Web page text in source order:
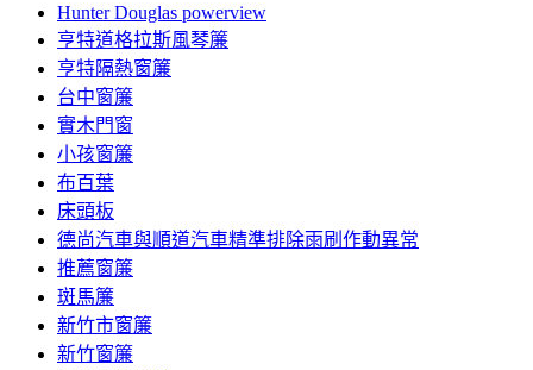
內
容
Hunter Douglas powerview
亨特道格拉斯風琴簾
亨特隔熱窗簾
台中窗簾
實木門窗
小孩窗簾
布百葉
床頭板
德尚汽車與順道汽車精準排除雨刷作動異常
推薦窗簾
斑馬簾
新竹市窗簾
新竹窗簾